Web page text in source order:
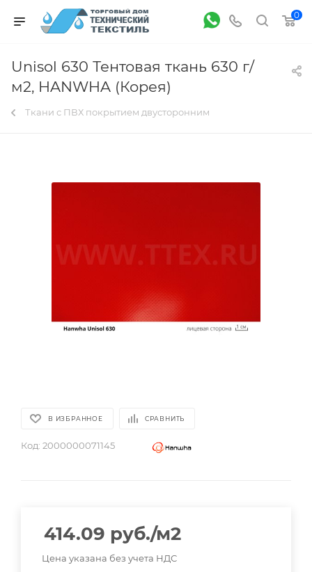
0
Unisol 630 Тентовая ткань 630 г/
м2, HANWHA (Корея)
Ткани с ПВХ покрытием двусторонним
В ИЗБРАННОЕ СРАВНИТЬ
Код: 2000000071145
414.09 руб./м2
Цена указана без учета НДС